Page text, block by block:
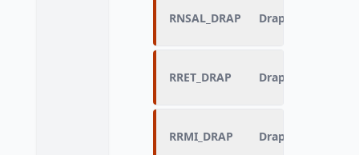
RNSAL_DRAP Drapeau de
RRET_DRAP Drapeau de RRET
RRMI_DRAP Drapeau de RRMI